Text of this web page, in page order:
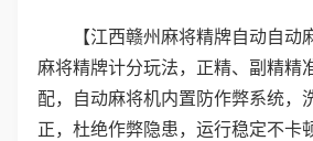
【江西赣州麻将精牌自动自动
麻将精牌计分玩法，正精、副精精
配，自动麻将机内置防作弊系统，
正，杜绝作弊隐患，运行稳定不卡